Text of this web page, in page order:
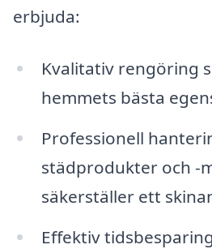
erbjuda:
Kvalitativ rengöring
hemmets bästa
Professionell
städprodukter och -
säkerställer ett
Effektiv